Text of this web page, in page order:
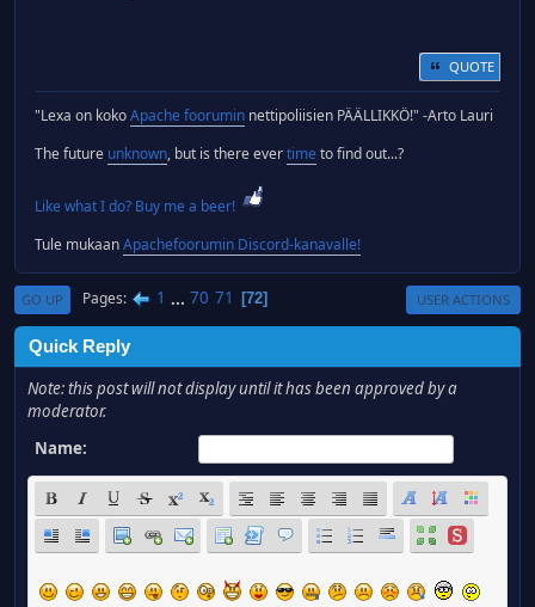
QUOTE
"Lexa on kokoApache foorumin nettipoliisien PÄÄLLIKKÖ!" -Arto Lauri
The future unknown, but is there evertime to find out...?
Like what I do? Buy me a beer!
Tule mukaanApachefoorumin Discord-kanavalle!
GO UP Pages 1 ... 70 71 72 USER ACTIONS
Quick Reply
Note: this post will not display until it has been approved by a
moderator.
Name: